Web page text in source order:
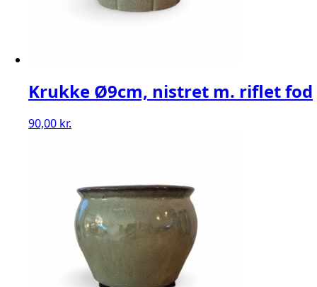
Krukke Ø9cm, nistret m. riflet fod
90,00 kr.